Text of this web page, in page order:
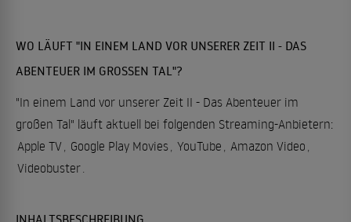
WO LÄUFT "IN EINEM LAND VOR UNSERER ZEIT II - DAS
ABENTEUER IM GROSSEN TAL"?
"In einem Land vor unserer Zeit II - Das Abenteuer im
großen Tal" läuft aktuell bei folgenden Streaming-Anbietern:
Apple TV, Google Play Movies, YouTube , Amazon Video ,
Videobuster.
INHALTSBESCHREIBUNG